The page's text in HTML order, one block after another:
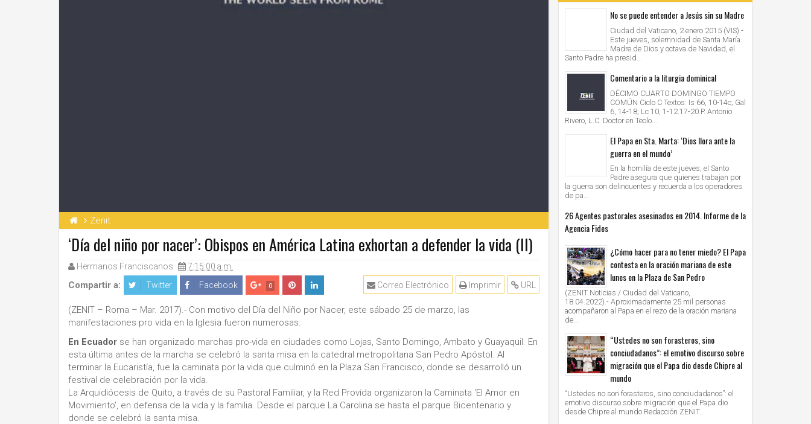
Zenit
‘Día del niño por nacer’: Obispos en América Latina exhortan a defender la vida (II)
Hermanos Franciscanos 7:15:00 a.m.
Compartir a: Twitter Facebook 0 URL
Imprimir
Correo Electrónico
(ZENIT – Roma – Mar. 2017).- Con motivo del Día del Niño por Nacer, este sábado 25 de marzo, las
manifestaciones pro vida en la Iglesia fueron numerosas.
En Ecuador se han organizado marchas pro-vida en ciudades como Lojas, Santo Domingo, Ambato y Guayaquil. En
esta última antes de la marcha se celebró la santa misa en la catedral metropolitana San Pedro Apóstol. Al
terminar la Eucaristía, fue la caminata por la vida que culminó en la Plaza San Francisco, donde se desarrolló un
festival de celebración por la vida.
La Arquidiócesis de Quito, a través de su Pastoral Familiar, y la Red Provida organizaron la Caminata ‘El Amor en
Movimiento’, en defensa de la vida y la familia. Desde el parque La Carolina se hasta el parque Bicentenario y
donde se celebró la santa misa.
No se puede entender a Jesús sin su Madre
Ciudad del Vaticano, 2 enero 2015 (VIS).-
Este jueves, solemnidad de Santa María
Madre de Dios y octava de Navidad, el
Santo Padre ha presid...
Comentario a la liturgia dominical
DÉCIMO CUARTO DOMINGO TIEMPO
COMÚN Ciclo C Textos: Is 66, 10-14c; Gal
6, 14-18; Lc 10, 1-12.17-20 P. Antonio
Rivero, L.C. Doctor en Teolo...
El Papa en Sta. Marta: ‘Dios llora ante la
guerra en el mundo’
En la homilía de este jueves, el Santo
Padre asegura que quienes trabajan por
la guerra son delincuentes y recuerda a los operadores
de pa...
26 Agentes pastorales asesinados en 2014. Informe de la
Agencia Fides
¿Cómo hacer para no tener miedo? El Papa
contesta en la oración mariana de este
lunes en la Plaza de San Pedro
(ZENIT Noticias / Ciudad del Vaticano,
18.04.2022).- Aproximadamente 25 mil personas
acompañaron al Papa en el rezo de la oración mariana
de...
“Ustedes no son forasteros, sino
conciudadanos”: el emotivo discurso sobre
migración que el Papa dio desde Chipre al
mundo
“Ustedes no son forasteros, sino conciudadanos”: el
emotivo discurso sobre migración que el Papa dio
desde Chipre al mundo Redacción ZENIT...